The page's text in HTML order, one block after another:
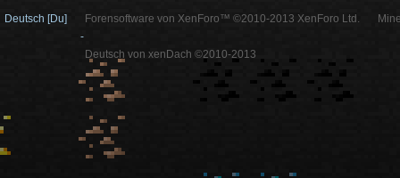
Deutsch [Du]
Forensoftware von XenForo™ ©2010-2013 XenForo Ltd.
-
Deutsch von xenDach ©2010-2013